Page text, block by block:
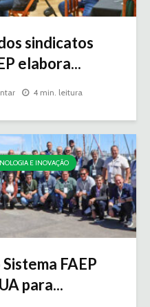
sindicatos
elabora...
4 min. leitura
E INOVAÇÃO
FAEP
para...